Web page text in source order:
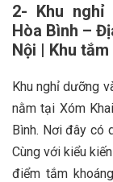
2- Khu nghỉ
Hòa Bình –
Nội | Khu
Khu nghỉ dưỡng
nằm tại Xóm
Bình. Nơi đây có
Cùng với kiểu
điểm tắm